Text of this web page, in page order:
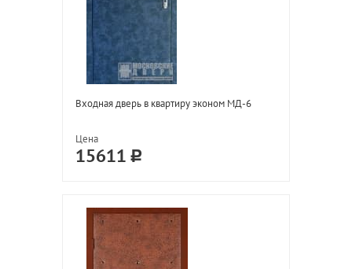
Входная дверь в квартиру эконом МД-6
Цена
15611